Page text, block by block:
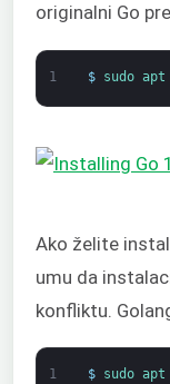
originalni Go
1 $ sudo apt
Ako želite
umu da
konfliktu.
1 $ sudo apt